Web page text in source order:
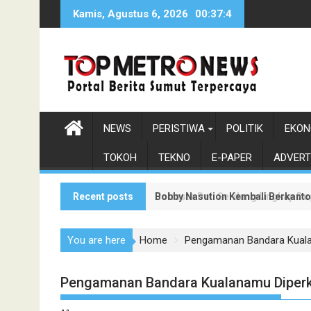
Kamis, Agustus 6, 2026 00:37:5
NEWS PERISTIWA POLITIK
TOKOH TEKNO E-PAPER
Recent posts Bobby Nasution Kembali
Polresta Deli Serdang Ungkap
You are here Home Pengamanan Bandara
Pengamanan Bandara Kualanamu